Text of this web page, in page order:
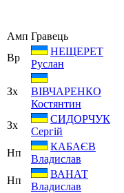
Амп Гравець
Вр
НЕЩЕРЕТ
Руслан
Зх
ВІВЧАРЕНКО
Костянтин
Зх
СИДОРЧУК
Сергій
Нп
КАБАЄВ
Владислав
Нп
ВАНАТ
Владислав